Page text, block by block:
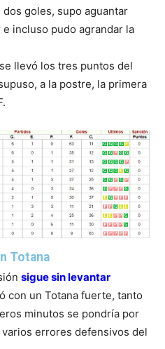
goles, supo aguantar
incluso pudo agrandar la
llevó los tres puntos del
a la postre, la primera
Totana
sigue sin levantar
con un Totana fuerte, tanto
minutos se pondría por
errores defensivos del